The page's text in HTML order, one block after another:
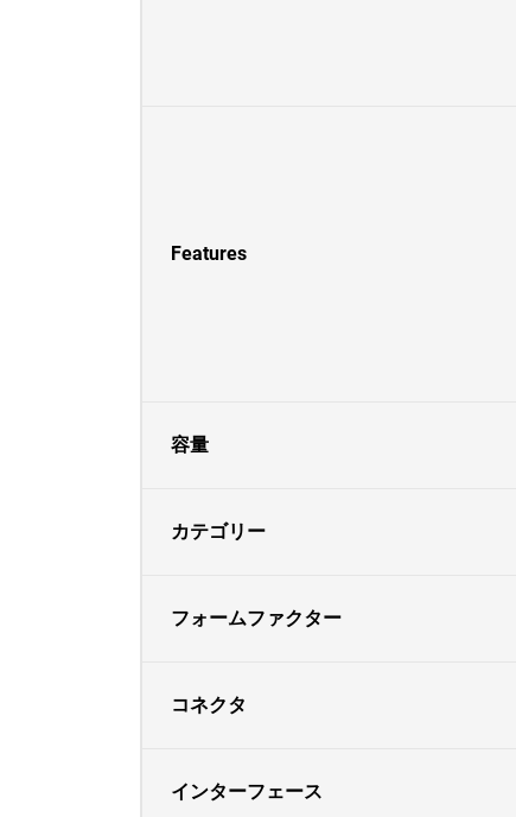
Features
容量
カテゴリー
フォームファクター
コネクタ
インターフェース